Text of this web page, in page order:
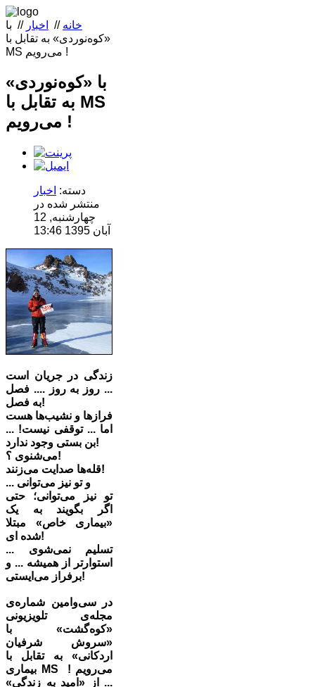
خانه // اخبار // با
«کوه‌نوردی» به تقابل با
MS می‌رویم !
با «کوه‌نوردی»
به تقابل با MS
می‌رویم !
دسته: اخبار
منتشر شده در
چهارشنبه, 12
آبان 1395 13:46
زندگی در جریان است
... روز به روز .... فصل
به فصل!
فرازها و نشیب‌ها هست
اما ... توقفی نیست! ...
بن بستی وجود ندارد!‌
می‌شنوی ؟!
قله‌ها صدایت می‌زنند!
... و تو نیز می‌توانی
تو نیز می‌توانی؛ حتی
اگر بگویند به یک
«بیماری خاص» مبتلا
شده ای!
تسلیم نمی‌شوی ...
استوارتر از همیشه ... و
برفراز می‌ایستی!
در سی‌‌‌وامین شماره‌ی
مجله‌ی تلویزیونی
«کوه‌گشت» با
«سروش شرفیان
اردکانی» به تقابل با
بیماری MS می‌رویم !
... از «امید به زندگی»